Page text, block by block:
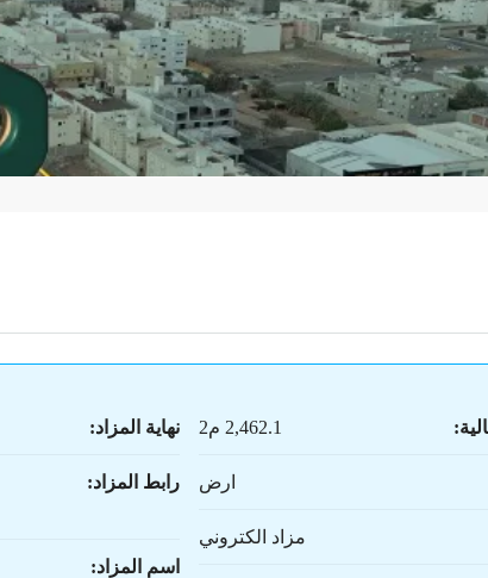
2,462.1 م2
ارض
مزاد الكتروني
نهاية المزاد:
رابط المزاد:
اسم المزاد: